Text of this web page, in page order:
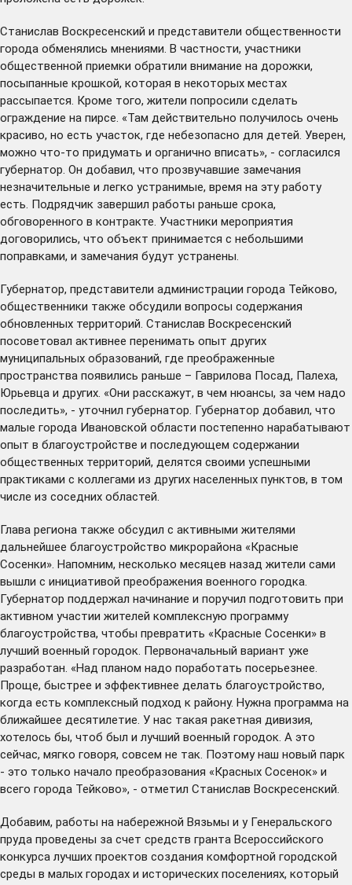
Станислав Воскресенский и представители общественности
города обменялись мнениями. В частности, участники
общественной приемки обратили внимание на дорожки,
посыпанные крошкой, которая в некоторых местах
рассыпается. Кроме того, жители попросили сделать
ограждение на пирсе. «Там действительно получилось очень
красиво, но есть участок, где небезопасно для детей. Уверен,
можно что-то придумать и органично вписать», - согласился
губернатор. Он добавил, что прозвучавшие замечания
незначительные и легко устранимые, время на эту работу
есть. Подрядчик завершил работы раньше срока,
обговоренного в контракте. Участники мероприятия
договорились, что объект принимается с небольшими
поправками, и замечания будут устранены.
Губернатор, представители администрации города Тейково,
общественники также обсудили вопросы содержания
обновленных территорий. Станислав Воскресенский
посоветовал активнее перенимать опыт других
муниципальных образований, где преображенные
пространства появились раньше – Гаврилова Посад, Палеха,
Юрьевца и других. «Они расскажут, в чем нюансы, за чем надо
последить», - уточнил губернатор. Губернатор добавил, что
малые города Ивановской области постепенно нарабатывают
опыт в благоустройстве и последующем содержании
общественных территорий, делятся своими успешными
практиками с коллегами из других населенных пунктов, в том
числе из соседних областей.
Глава региона также обсудил с активными жителями
дальнейшее благоустройство микрорайона «Красные
Сосенки». Напомним, несколько месяцев назад жители сами
вышли с инициативой преображения военного городка.
Губернатор поддержал начинание и поручил подготовить при
активном участии жителей комплексную программу
благоустройства, чтобы превратить «Красные Сосенки» в
лучший военный городок. Первоначальный вариант уже
разработан. «Над планом надо поработать посерьезнее.
Проще, быстрее и эффективнее делать благоустройство,
когда есть комплексный подход к району. Нужна программа на
ближайшее десятилетие. У нас такая ракетная дивизия,
хотелось бы, чтоб был и лучший военный городок. А это
сейчас, мягко говоря, совсем не так. Поэтому наш новый парк
- это только начало преобразования «Красных Сосенок» и
всего города Тейково», - отметил Станислав Воскресенский.
Добавим, работы на набережной Вязьмы и у Генеральского
пруда проведены за счет средств гранта Всероссийского
конкурса лучших проектов создания комфортной городской
среды в малых городах и исторических поселениях, который